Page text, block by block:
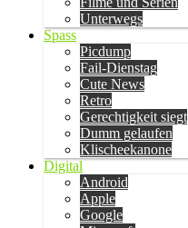
Unterwegs
Spass
Picdump
Fail-Dienstag
Cute News
Retro
Gerechtigkeit siegt
Dumm gelaufen
Klischeekanone
Digital
Android
Apple
Google